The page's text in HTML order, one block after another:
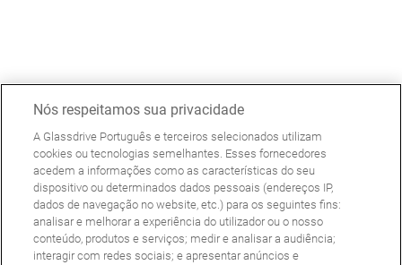
Nós respeitamos sua privacidade
A Glassdrive Português e terceiros selecionados utilizam
cookies ou tecnologias semelhantes. Esses fornecedores
acedem a informações como as características do seu
dispositivo ou determinados dados pessoais (endereços IP,
dados de navegação no website, etc.) para os seguintes fins:
analisar e melhorar a experiência do utilizador ou o nosso
conteúdo, produtos e serviços; medir e analisar a audiência;
interagir com redes sociais; e apresentar anúncios e